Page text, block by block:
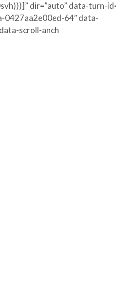
dir=”auto” data-turn-
64″ data-
scroll-anch